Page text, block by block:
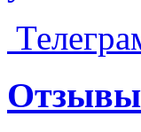
Отзывы